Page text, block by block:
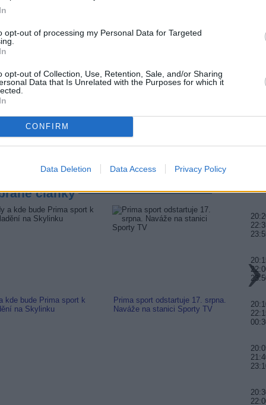
opt-out of processing my Personal Data for Targeted
opt-out of Collection, Use, Retention, Sale, and/or Sharing
Data that Is Unrelated with the Purposes for which it
CONFIRM
Data Deletion Data Access Privacy Policy
• linkový střídač • mzda 48.400 Kč • příspěvek na
• obsluha CNC strojů • mzda 48.400 Kč • náborový
(Jihlava, okres Jihlava)
zařízení údržby (m/ž) (tř. Václava Klementa 869, Mladá
okres Jihlava)
montážní dělník • mzda 44.700 Kč • týdenní zálohy na
články
kde bude Prima sport k
na Skylinku
Prima sport odstartuje 17. srpna.
Naváže na stanici Sporty TV